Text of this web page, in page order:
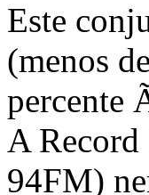
Este
(menos
percente
A
94FM)